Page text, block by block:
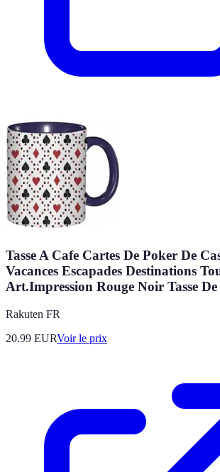
Tasse A Cafe Cartes De Poker De
Vacances Escapades Destinations
Art.Impression Rouge Noir Tasse De
Rakuten FR
20.99 EURVoir le prix